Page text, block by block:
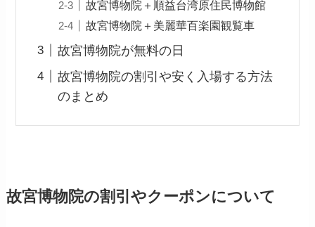
故宮博物院＋順益台湾原住民博物館
故宮博物院＋美麗華百楽園観覧車
故宮博物院が無料の日
故宮博物院の割引や安く入場する方法
のまとめ
故宮博物院の割引やクーポンについて